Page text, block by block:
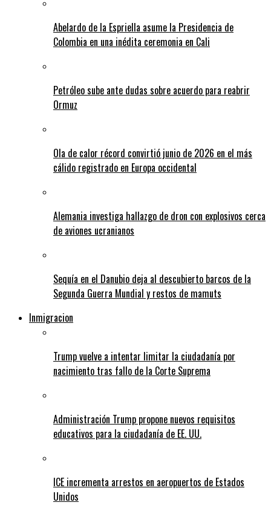
Abelardo de la Espriella asume la Presidencia de
Colombia en una inédita ceremonia en Cali
Petróleo sube ante dudas sobre acuerdo para reabrir
Ormuz
Ola de calor récord convirtió junio de 2026 en el más
cálido registrado en Europa occidental
Alemania investiga hallazgo de dron con explosivos cerca
de aviones ucranianos
Sequía en el Danubio deja al descubierto barcos de la
Segunda Guerra Mundial y restos de mamuts
Inmigracion
Trump vuelve a intentar limitar la ciudadanía por
nacimiento tras fallo de la Corte Suprema
Administración Trump propone nuevos requisitos
educativos para la ciudadanía de EE. UU.
ICE incrementa arrestos en aeropuertos de Estados
Unidos